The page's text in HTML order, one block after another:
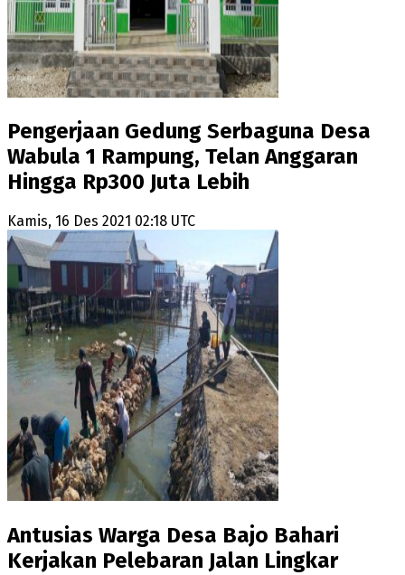
Pengerjaan Gedung Serbaguna Desa
Wabula 1 Rampung, Telan Anggaran
Hingga Rp300 Juta Lebih
Kamis, 16 Des 2021 02:18 UTC
Antusias Warga Desa Bajo Bahari
Kerjakan Pelebaran Jalan Lingkar